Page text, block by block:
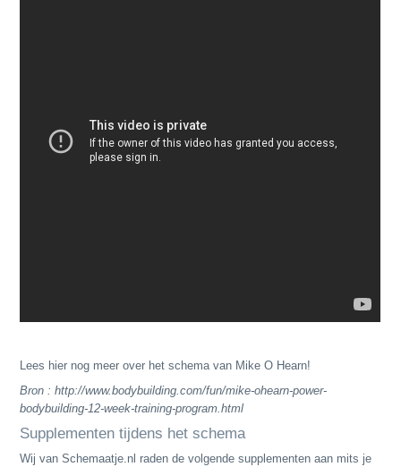
Lees hier nog meer over het schema van Mike O Hearn!
Bron : http://www.bodybuilding.com/fun/mike-ohearn-power-
bodybuilding-12-week-training-program.html
Supplementen tijdens het schema
Wij van Schemaatje.nl raden de volgende supplementen aan mits je